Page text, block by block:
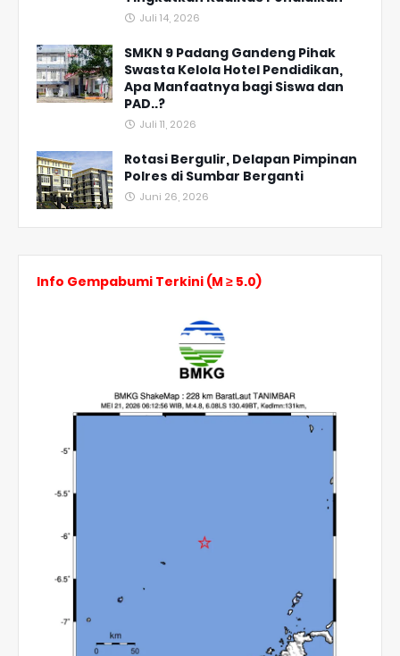
Juli 14, 2026
SMKN 9 Padang Gandeng Pihak
Swasta Kelola Hotel Pendidikan,
Apa Manfaatnya bagi Siswa dan
PAD..?
Juli 11, 2026
Rotasi Bergulir, Delapan Pimpinan
Polres di Sumbar Berganti
Juni 26, 2026
Info Gempabumi Terkini (M ≥ 5.0)